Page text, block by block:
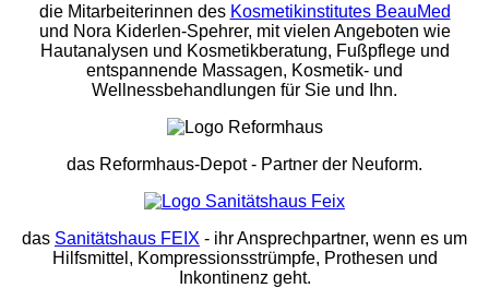
die Mitarbeiterinnen des Kosmetikinstitutes BeauMed
und Nora Kiderlen-Spehrer, mit vielen Angeboten wie
Hautanalysen und Kosmetikberatung, Fußpflege und
entspannende Massagen, Kosmetik- und
Wellnessbehandlungen für Sie und Ihn.
das Reformhaus-Depot- Partner der Neuform.
das Sanitätshaus FEIX - ihr Ansprechpartner, wenn es um
Hilfsmittel, Kompressionsstrümpfe, Prothesen und
Inkontinenz geht.